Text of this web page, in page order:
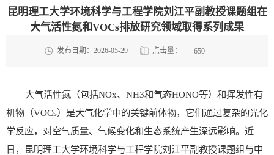
昆明理工大学环境科学与工程学院刘江平副教授课题组在
大气活性氮和VOCs排放研究领域取得系列成果
发布日期：2026-05-29 点击量： 650
大气活性氮（包括NOx、NH3和气态HONO等）和挥发性有
机物（VOCs）是大气化学中的关键前体物，它们通过复杂的光化
学反应，对空气质量、气候变化和生态系统产生深远影响。近
日，昆明理工大学环境科学与工程学院刘江平副教授课题组与中